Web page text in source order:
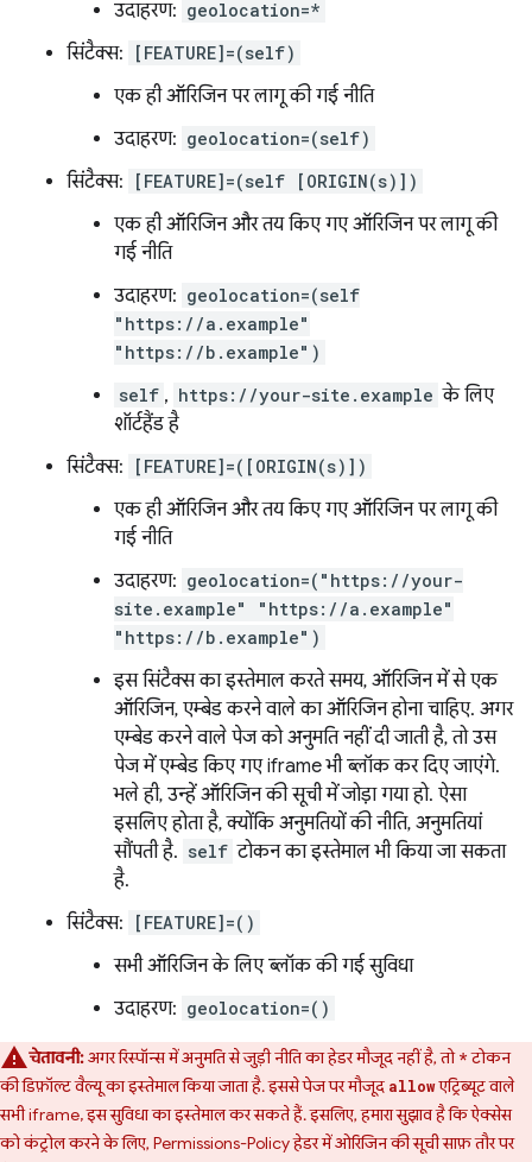
उदाहरण: geolocation=*
सिंटैक्स: [FEATURE]=(self)
एक ही ऑरिजिन पर लागू की गई नीति
उदाहरण: geolocation=(self)
सिंटैक्स: [FEATURE]=(self [ORIGIN(s)])
एक ही ऑरिजिन और तय किए गए ऑरिजिन पर लागू की
गई नीति
उदाहरण: geolocation=(self
"https://a.example"
"https://b.example")
self , https://your-site.example के लिए
शॉर्टहैंड है
सिंटैक्स:
[FEATURE]=([ORIGIN(s)])
एक ही ऑरिजिन और तय किए गए ऑरिजिन पर लागू की
गई नीति
उदाहरण: geolocation=("https://your-
site.example" "https://a.example"
"https://b.example")
इस सिंटैक्स का इस्तेमाल करते समय, ऑरिजिन में से एक
ऑरिजिन, एम्बेड करने वाले का ऑरिजिन होना चाहिए. अगर
एम्बेड करने वाले पेज को अनुमति नहीं दी जाती है, तो उस
पेज में एम्बेड किए गए iframe भी ब्लॉक कर दिए जाएंगे.
भले ही, उन्हें ऑरिजिन की सूची में जोड़ा गया हो. ऐसा
इसलिए होता है, क्योंकि अनुमतियों की नीति, अनुमतियां
सौंपती है. self टोकन का इस्तेमाल भी किया जा सकता
है.
सिंटैक्स:
[FEATURE]=()
सभी ऑरिजिन के लिए ब्लॉक की गई सुविधा
उदाहरण: geolocation=()
चेतावनी:अगर रिस्पॉन्स में अनुमति से जुड़ी नीति का हेडर मौजूद नहीं है, तो*टोकन
की डिफ़ॉल्ट वैल्यू का इस्तेमाल किया जाता है. इससे पेज पर मौजूद allowएट्रिब्यूट वाले
सभी iframe, इस सुविधा का इस्तेमाल कर सकते हैं. इसलिए, हमारा सुझाव है कि ऐक्सेस
को कंट्रोल करने के लिए, Permissions-Policy हेडर में ओरिजिन की सूची साफ़ तौर पर